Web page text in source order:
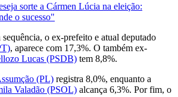
sorte a Cármen Lúcia na eleição:
o sucesso"
o ex-prefeito e atual deputado
, aparece com 17,3%. O também ex-
Lucas (PSDB) tem 8,8%.
(PL) registra 8,0%, enquanto a
Valadão (PSOL) alcança 6,3%. Por fim, o